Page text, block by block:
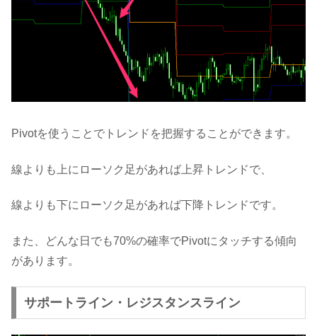
Pivotを使うことでトレンドを把握することができます。
線よりも上にローソク足があれば上昇トレンドで、
線よりも下にローソク足があれば下降トレンドです。
また、どんな日でも70%の確率でPivotにタッチする傾向
があります。
サポートライン・レジスタンスライン